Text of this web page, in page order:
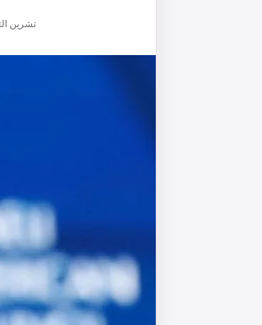
تشرين الثاني